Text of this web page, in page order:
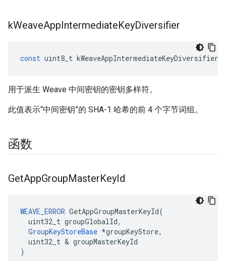
kWeaveAppIntermediateKeyDiversifier
const uint8_t kWeaveAppIntermediateKeyDiversifier
用于派生 Weave 中间密钥的密钥多样符。
此值表示“中间密钥”的 SHA-1 哈希的前 4 个字节词组。
函数
GetAppGroupMasterKeyId
WEAVE_ERROR GetAppGroupMasterKeyId(
  uint32_t groupGlobalId,
GroupKeyStoreBase *groupKeyStore,
  uint32_t & groupMasterKeyId
)